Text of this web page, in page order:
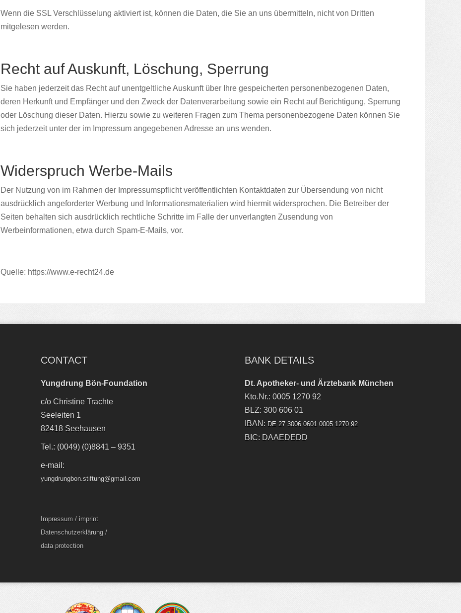
Wenn die SSL Verschlüsselung aktiviert ist, können die Daten, die Sie an uns übermitteln, nicht von Dritten
mitgelesen werden.
Recht auf Auskunft, Löschung, Sperrung
Sie haben jederzeit das Recht auf unentgeltliche Auskunft über Ihre gespeicherten personenbezogenen Daten,
deren Herkunft und Empfänger und den Zweck der Datenverarbeitung sowie ein Recht auf Berichtigung, Sperrung
oder Löschung dieser Daten. Hierzu sowie zu weiteren Fragen zum Thema personenbezogene Daten können Sie
sich jederzeit unter der im Impressum angegebenen Adresse an uns wenden.
Widerspruch Werbe-Mails
Der Nutzung von im Rahmen der Impressumspflicht veröffentlichten Kontaktdaten zur Übersendung von nicht
ausdrücklich angeforderter Werbung und Informationsmaterialien wird hiermit widersprochen. Die Betreiber der
Seiten behalten sich ausdrücklich rechtliche Schritte im Falle der unverlangten Zusendung von
Werbeinformationen, etwa durch Spam-E-Mails, vor.
Quelle: https://www.e-recht24.de
CONTACT
Yungdrung Bön-Foundation
c/o Christine Trachte
Seeleiten 1
82418 Seehausen
Tel.: (0049) (0)8841 – 9351
e-mail:
yungdrungbon.stiftung@gmail.com
Impressum / imprint
Datenschutzerklärung /
data protection
BANK DETAILS
Dt. Apotheker- und Ärztebank München
Kto.Nr.: 0005 1270 92
BLZ: 300 606 01
IBAN: DE 27 3006 0601 0005 1270 92
BIC: DAAEDEDD